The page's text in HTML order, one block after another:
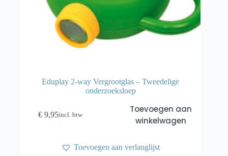
Eduplay 2-way Vergrootglas – Tweedelige
onderzoeksloep
€ 9,95incl. btw
Toevoegen aan
winkelwagen
Toevoegen aan verlanglijst